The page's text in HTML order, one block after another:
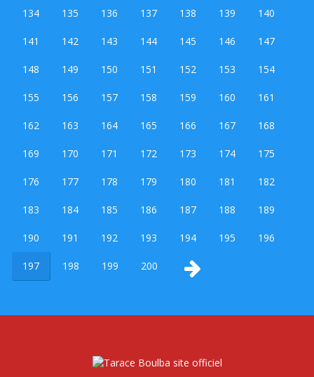
134 135 136 137 138 139 140
141 142 143 144 145 146 147
148 149 150 151 152 153 154
155 156 157 158 159 160 161
162 163 164 165 166 167 168
169 170 171 172 173 174 175
176 177 178 179 180 181 182
183 184 185 186 187 188 189
190 191 192 193 194 195 196
197 198 199 200